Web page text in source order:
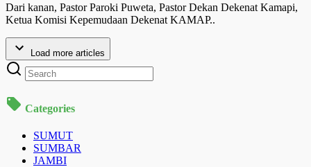
Dari kanan, Pastor Paroki Puweta, Pastor Dekan Dekenat Kamapi,
Ketua Komisi Kepemudaan Dekenat KAMAP..
Load more articles
Categories
SUMUT
SUMBAR
JAMBI